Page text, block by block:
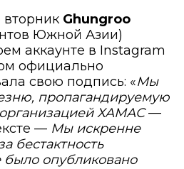
Ghungroo
Южной Азии)
аккаунте в Instagram
официально
свою подпись: «Мы
пропагандируемую
ХАМАС—
— Мы искренне
бестактность
было опубликовано